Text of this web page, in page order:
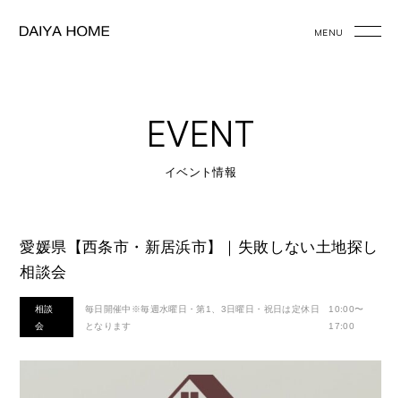
MENU
EVENT
イベント情報
愛媛県【西条市・新居浜市】｜失敗しない土地探し
相談会
相談
会
毎日開催中※毎週水曜日・第1、3日曜日・祝日は定休日
となります
10:00〜
17:00